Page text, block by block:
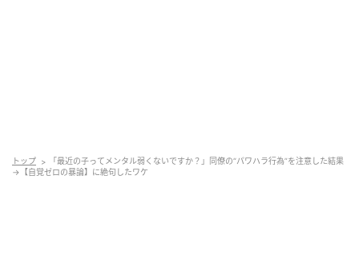
トップ
「最近の子ってメンタル弱くないですか？」同僚の“パワハラ行為”を注意した結果
→【自覚ゼロの暴論】に絶句したワケ